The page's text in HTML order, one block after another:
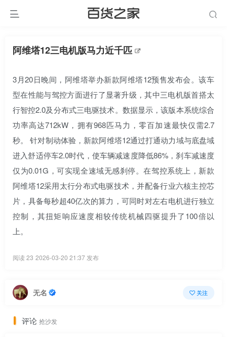
阿维塔12三电机版马力近千匹
3月20日晚间，阿维塔举办新款阿维塔12预售发布会。该车
型在性能与驾控方面进行了显著升级，其中三电机版首搭太
行智控2.0及分布式三电驱技术。数据显示，该版本系统综合
功率高达712kW，拥有968匹马力，零百加速最快仅需2.7
秒。 针对制动体验，新款阿维塔12通过打通动力域与底盘域
进入舒适停车2.0时代，使车辆减速度降低86%，刹车减速度
仅为0.01G，可实现全速域无感刹停。在驾控系统上，新款
阿维塔12采用太行分布式电驱技术，并配备行业六核主控芯
片，具备每秒超40亿次的算力，可同时对左右电机进行独立
控制，其扭矩响应速度相较传统机械四驱提升了100倍以
上。
阅读 23 2026-03-20 21:37 发布
无名 关注
评论 抢沙发